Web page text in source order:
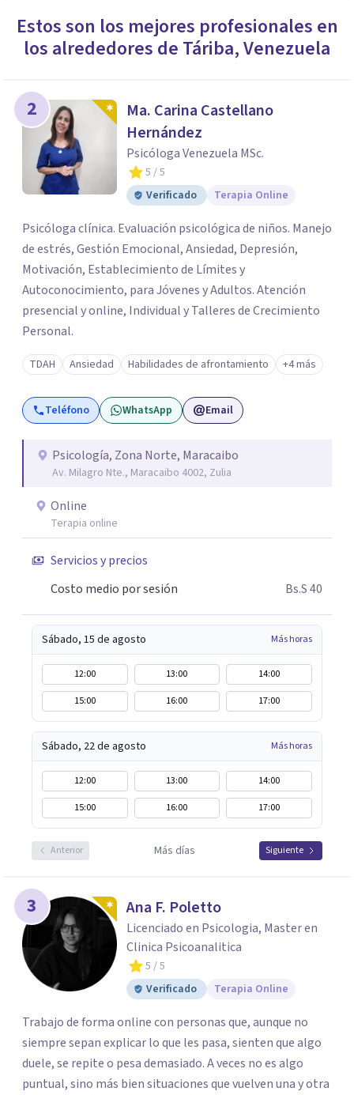
Estos son los mejores profesionales en
los alrededores de Táriba,Venezuela
2
Ma. Carina Castellano
Hernández
Psicóloga Venezuela MSc.
5 / 5
Verificado
Terapia Online
Psicóloga clínica. Evaluación psicológica de niños. Manejo
de estrés, Gestión Emocional, Ansiedad, Depresión,
Motivación, Establecimiento de Límites y
Autoconocimiento, para Jóvenes y Adultos. Atención
presencial y online, Individual y Talleres de Crecimiento
Personal.
TDAH Ansiedad Habilidades de afrontamiento +4 más
Teléfono WhatsApp Email
Psicología, Zona Norte, Maracaibo
Av. Milagro Nte., Maracaibo 4002, Zulia
Online
Terapia online
Servicios y precios
Costo medio por sesión
Bs.S 40
Sábado, 15 de agosto Más horas
12:00 13:00
14:00
15:00
16:00 17:00
Sábado, 22 de agosto Más horas
12:00 13:00
14:00
15:00
16:00 17:00
Anterior Más días Siguiente
3 Ana F. Poletto
Licenciado en Psicologia, Master en
Clinica Psicoanalitica
5 / 5
Verificado
Terapia Online
Trabajo de forma online con personas que, aunque no
siempre sepan explicar lo que les pasa, sienten que algo
duele, se repite o pesa demasiado. A veces no es algo
puntual, sino más bien situaciones que vuelven una y otra